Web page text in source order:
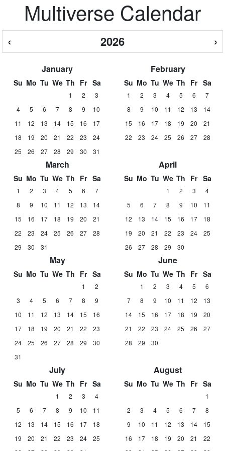
Multiverse Calendar
‹ 2026 ›
January
Su Mo Tu We Th Fr Sa
1 2
3
4
5 6 7 8 9
10
11
12 13 14 15 16
17
18
19 20 21 22 23
24
25
26 27 28 29 30 31
February
Su Mo Tu We Th Fr Sa
1 2 3 4 5 6
7
8
9 10 11 12 13
14
15
16 17 18 19 20
21
22
23 24 25 26 27 28
March
Su Mo Tu We Th Fr Sa
1 2 3 4 5 6
7
8
9 10 11 12 13
14
15
16 17 18 19 20
21
22
23 24 25 26 27
28
29
30 31
April
Su Mo Tu We Th Fr Sa
1 2 3
4
5
6 7 8 9 10
11
12
13 14 15 16 17
18
19
20 21 22 23 24
25
26
27 28 29 30
May
Su Mo Tu We Th Fr Sa
1
2
3
4 5 6 7 8
9
10
11 12 13 14 15
16
17
18 19 20 21 22
23
24
25 26 27 28 29
30
31
June
Su Mo Tu We Th Fr Sa
1 2 3 4 5
6
7
8 9 10 11 12
13
14
15 16 17 18 19
20
21
22 23 24 25 26
27
28
29 30
July
Su Mo Tu We Th Fr Sa
1 2 3
4
5
6 7 8 9 10
11
12
13 14 15 16 17
18
19
20 21 22 23 24
25
August
Su Mo Tu We Th Fr Sa
1
2
3 4 5 6 7
8
9
10 11 12 13 14
15
16
17 18 19 20 21
22